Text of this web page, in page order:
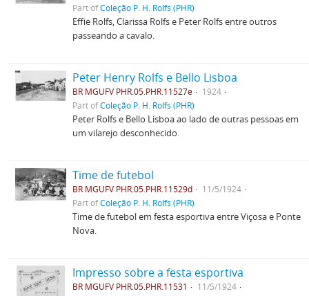
Part ofColeção P. H. Rolfs (PHR)
Effie Rolfs, Clarissa Rolfs e Peter Rolfs entre outros
passeando a cavalo.
Peter Henry Rolfs e Bello Lisboa
BR MGUFV PHR.05.PHR.11527e
1924
Part ofColeção P. H. Rolfs (PHR)
Peter Rolfs e Bello Lisboa ao lado de outras pessoas em
um vilarejo desconhecido.
Time de futebol
BR MGUFV PHR.05.PHR.11529d
11/5/1924
Part ofColeção P. H. Rolfs (PHR)
Time de futebol em festa esportiva entre Viçosa e Ponte
Nova.
Impresso sobre a festa esportiva
BR MGUFV PHR.05.PHR.11531
11/5/1924